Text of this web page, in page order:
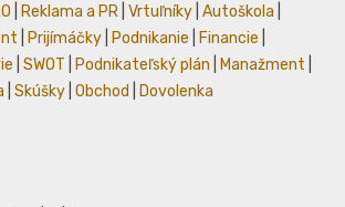
Reklama a PR Vrtuľníky Autoškola
Prijímáčky Podnikanie Financie
SWOT Podnikateľský plán Manažment
Skúšky Obchod Dovolenka